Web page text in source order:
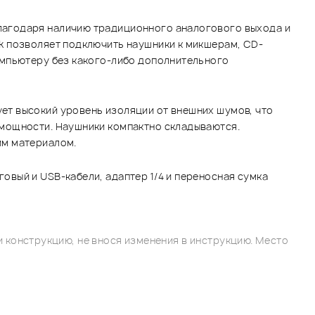
наличию традиционного аналогового выхода и
позволяет подключить наушники к микшерам, CD-
без какого-либо дополнительного
высокий уровень изоляции от внешних шумов, что
Наушники компактно складываются.
материалом.
и USB-кабели, адаптер 1/4 и переносная сумка
не внося изменения в инструкцию. Место